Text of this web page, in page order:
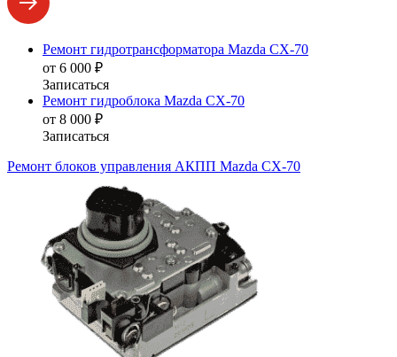
Ремонт гидротрансформатора Mazda CX-70
от 6 000 ₽
Записаться
Ремонт гидроблока Mazda CX-70
от 8 000 ₽
Записаться
Ремонт блоков управления АКПП Mazda CX-70